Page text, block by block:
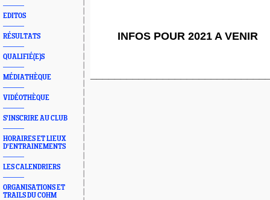
EDITOS
RÉSULTATS
QUALIFIÉ(E)S
MÉDIATHÈQUE
VIDÉOTHÈQUE
S'INSCRIRE AU CLUB
HORAIRES ET LIEUX
D'ENTRAINEMENTS
LES CALENDRIERS
ORGANISATIONS ET
TRAILS DU COHM
INFOS POUR 2021 A VENIR